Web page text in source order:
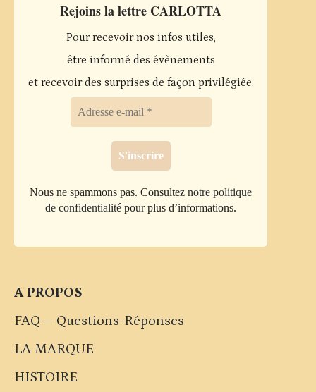
Rejoins la lettre CARLOTTA
Pour recevoir nos infos utiles,
être informé des évènements
et recevoir des surprises de façon privilégiée.
Nous ne spammons pas. Consulteznotre politique
de confidentialité pour plus d’informations.
A PROPOS
FAQ – Questions-Réponses
LA MARQUE
HISTOIRE